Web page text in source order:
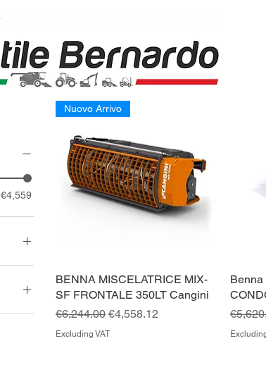
€4,559
Quick View
Nuovo Arrivo
BENNA MISCELATRICE MIX-
SF FRONTALE 350LT Cangini
Regular Price
€6,244.00 Sale Price
€4,558.12
Excluding VAT